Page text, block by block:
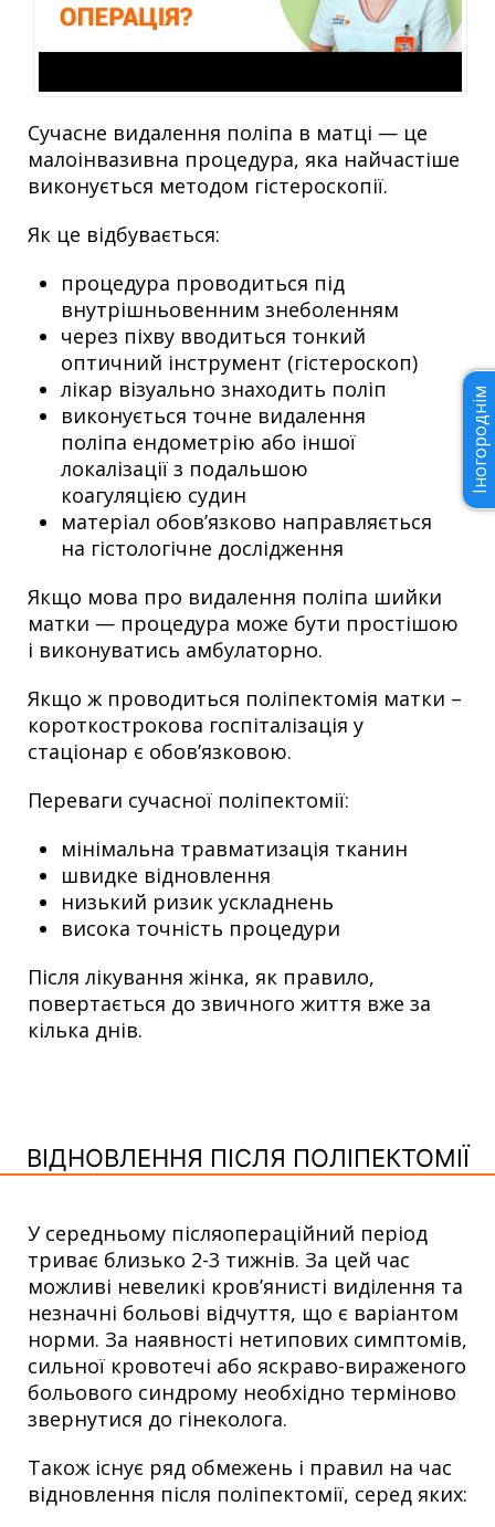
Сучасне видалення поліпа в матці — це
малоінвазивна процедура, яка найчастіше
виконується методом гістероскопії.
Як це відбувається:
процедура проводиться під
внутрішньовенним знеболенням
через піхву вводиться тонкий
оптичний інструмент (гістероскоп)
лікар візуально знаходить поліп
виконується точне видалення
поліпа ендометрію або іншої
локалізації з подальшою
коагуляцією судин
матеріал обов’язково направляється
на гістологічне дослідження
Якщо мова про видалення поліпа шийки
матки — процедура може бути простішою
і виконуватись амбулаторно.
Якщо ж проводиться поліпектомія матки –
короткострокова госпіталізація у
стаціонар є обов’язковою.
Переваги сучасної поліпектомії:
мінімальна травматизація тканин
швидке відновлення
низький ризик ускладнень
висока точність процедури
Після лікування жінка, як правило,
повертається до звичного життя вже за
кілька днів.
ВІДНОВЛЕННЯ ПІСЛЯ ПОЛІПЕКТОМІЇ
У середньому післяопераційний період
триває близько 2-3 тижнів. За цей час
можливі невеликі кров’янисті виділення та
незначні больові відчуття, що є варіантом
норми. За наявності нетипових симптомів,
сильної кровотечі або яскраво-вираженого
больового синдрому необхідно терміново
звернутися до гінеколога.
Також існує ряд обмежень і правил на час
відновлення після поліпектомії, серед яких:
Іногороднім